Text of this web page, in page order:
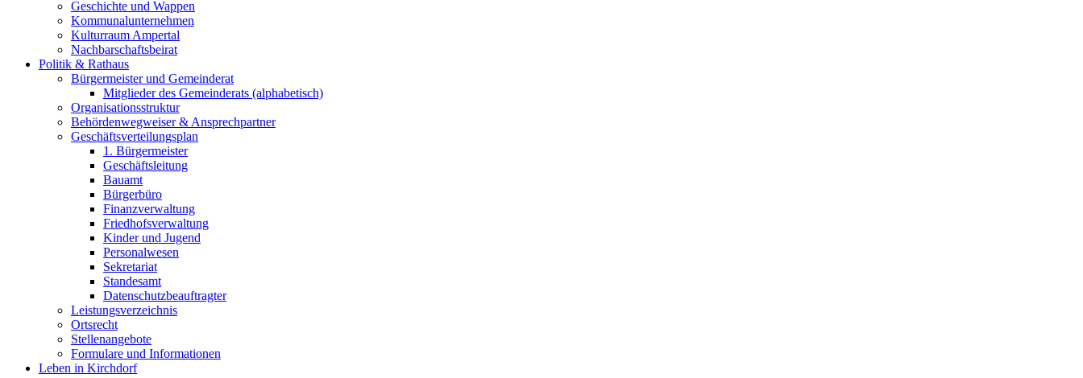
Geschichte und Wappen
Kommunalunternehmen
Kulturraum Ampertal
Nachbarschaftsbeirat
Politik & Rathaus
Bürgermeister und Gemeinderat
Mitglieder des Gemeinderats (alphabetisch)
Organisationsstruktur
Behördenwegweiser & Ansprechpartner
Geschäftsverteilungsplan
1. Bürgermeister
Geschäftsleitung
Bauamt
Bürgerbüro
Finanzverwaltung
Friedhofsverwaltung
Kinder und Jugend
Personalwesen
Sekretariat
Standesamt
Datenschutzbeauftragter
Leistungsverzeichnis
Ortsrecht
Stellenangebote
Formulare und Informationen
Leben in Kirchdorf